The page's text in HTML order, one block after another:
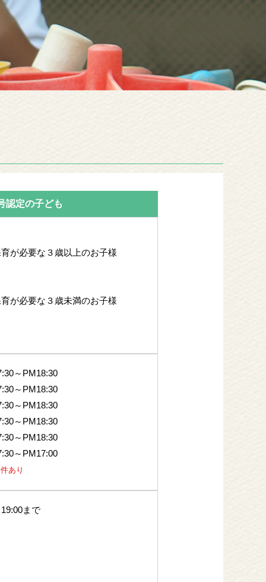
認定の子ども
が必要な３歳以上のお子様
が必要な３歳未満のお子様
～PM18:30
～PM18:30
～PM18:30
～PM18:30
～PM18:30
～PM17:00
あり
まで